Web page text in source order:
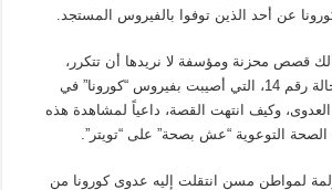
عن أحد الذين توفوا بالفيروس المستجد.
قصص محزنة ومؤسفة لا نريدها أن تتكرر،
معظمكم شاهد قصة الحالة رقم 14، التي أصيبت بفيروس “كورونا” في
وكيف انتهت القصة، داعياً لمشاهدة هذه
التوعوية “عش بصحة” على “تويتر”.
14 قصة مؤلمة لمواطن مسن انتقلت إليه عدوى كورونا من